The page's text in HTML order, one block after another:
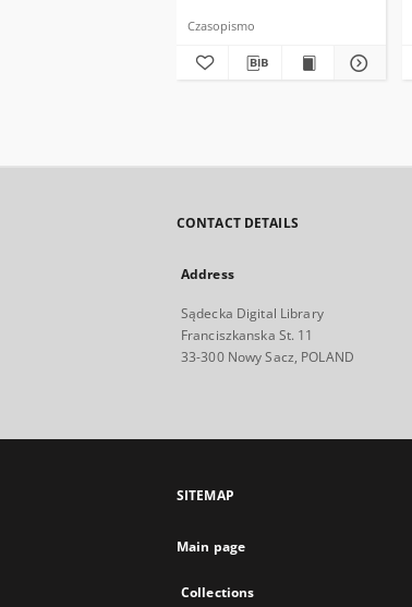
Czasopismo
CONTACT DETAILS
Address
Sądecka Digital Library
Franciszkanska St. 11
33-300 Nowy Sacz, POLAND
SITEMAP
Main page
Collections